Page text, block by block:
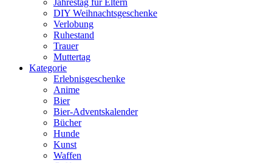
Jahrestag für Eltern
DIY Weihnachtsgeschenke
Verlobung
Ruhestand
Trauer
Muttertag
Kategorie
Erlebnisgeschenke
Anime
Bier
Bier-Adventskalender
Bücher
Hunde
Kunst
Waffen